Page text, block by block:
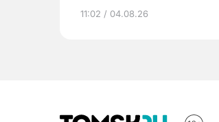
11:02 / 04.08.26